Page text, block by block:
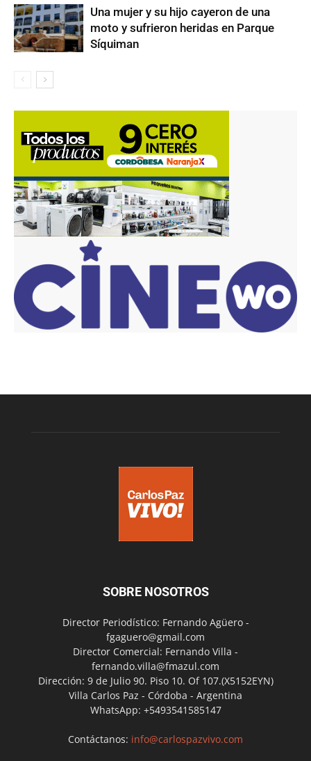
Una mujer y su hijo cayeron de una
moto y sufrieron heridas en Parque
Síquiman
SOBRE NOSOTROS
Director Periodístico: Fernando Agüero -
fgaguero@gmail.com
Director Comercial: Fernando Villa -
fernando.villa@fmazul.com
Dirección: 9 de Julio 90. Piso 10. Of 107.(X5152EYN)
Villa Carlos Paz - Córdoba - Argentina
WhatsApp: +5493541585147
Contáctanos: info@carlospazvivo.com